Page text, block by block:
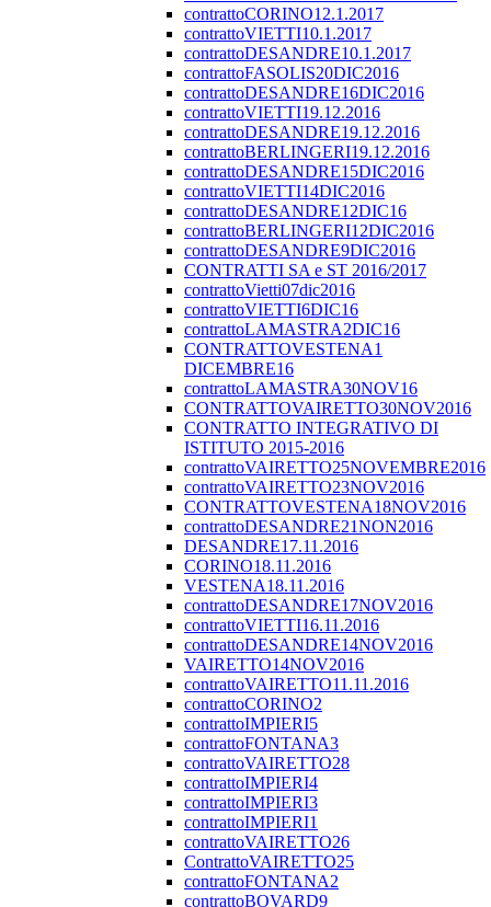
contrattoCORINO12.1.2017
contrattoVIETTI10.1.2017
contrattoDESANDRE10.1.2017
contrattoFASOLIS20DIC2016
contrattoDESANDRE16DIC2016
contrattoVIETTI19.12.2016
contrattoDESANDRE19.12.2016
contrattoBERLINGERI19.12.2016
contrattoDESANDRE15DIC2016
contrattoVIETTI14DIC2016
contrattoDESANDRE12DIC16
contrattoBERLINGERI12DIC2016
contrattoDESANDRE9DIC2016
CONTRATTI SA e ST 2016/2017
contrattoVietti07dic2016
contrattoVIETTI6DIC16
contrattoLAMASTRA2DIC16
CONTRATTOVESTENA1
DICEMBRE16
contrattoLAMASTRA30NOV16
CONTRATTOVAIRETTO30NOV2016
CONTRATTO INTEGRATIVO DI
ISTITUTO 2015-2016
contrattoVAIRETTO25NOVEMBRE2016
contrattoVAIRETTO23NOV2016
CONTRATTOVESTENA18NOV2016
contrattoDESANDRE21NON2016
DESANDRE17.11.2016
CORINO18.11.2016
VESTENA18.11.2016
contrattoDESANDRE17NOV2016
contrattoVIETTI16.11.2016
contrattoDESANDRE14NOV2016
VAIRETTO14NOV2016
contrattoVAIRETTO11.11.2016
contrattoCORINO2
contrattoIMPIERI5
contrattoFONTANA3
contrattoVAIRETTO28
contrattoIMPIERI4
contrattoIMPIERI3
contrattoIMPIERI1
contrattoVAIRETTO26
ContrattoVAIRETTO25
contrattoFONTANA2
contrattoBOVARD9